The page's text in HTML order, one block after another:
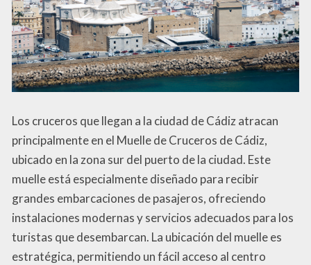
Los cruceros que llegan a la ciudad de Cádiz atracan
principalmente en el Muelle de Cruceros de Cádiz,
ubicado en la zona sur del puerto de la ciudad. Este
muelle está especialmente diseñado para recibir
grandes embarcaciones de pasajeros, ofreciendo
instalaciones modernas y servicios adecuados para los
turistas que desembarcan. La ubicación del muelle es
estratégica, permitiendo un fácil acceso al centro